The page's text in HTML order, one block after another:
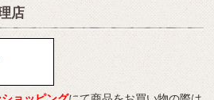
店